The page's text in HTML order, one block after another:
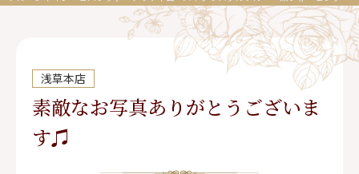
浅草本店
素敵なお写真ありがとうございま
す♫